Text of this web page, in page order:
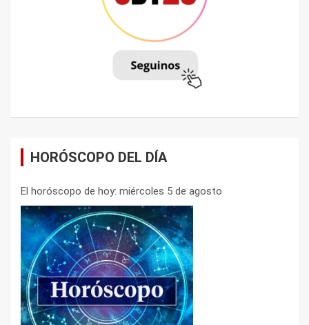
HORÓSCOPO DEL DÍA
El horóscopo de hoy: miércoles 5 de agosto